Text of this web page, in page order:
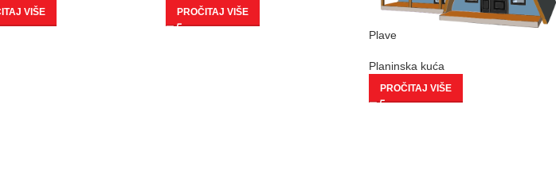
VIŠE PROČITAJ VIŠE
Plave
Planinska kuća
PROČITAJ VIŠE